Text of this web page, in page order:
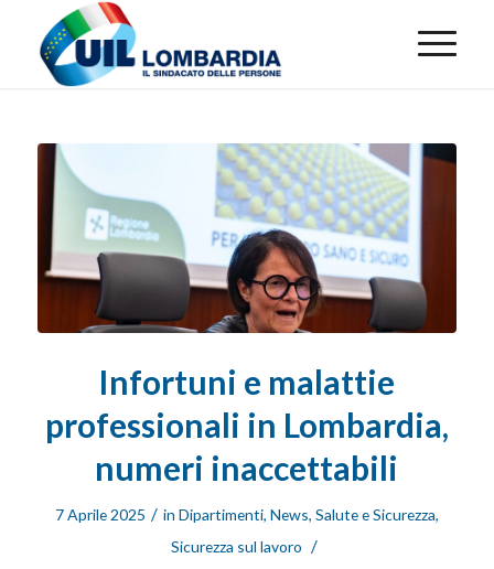
Infortuni e malattie
professionali in Lombardia,
numeri inaccettabili
7 Aprile 2025 / in Dipartimenti, News, Salute e Sicurezza,
Sicurezza sul lavoro /